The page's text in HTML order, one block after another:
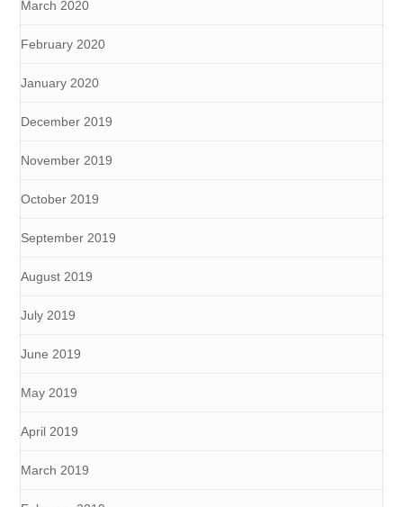
March 2020
February 2020
January 2020
December 2019
November 2019
October 2019
September 2019
August 2019
July 2019
June 2019
May 2019
April 2019
March 2019